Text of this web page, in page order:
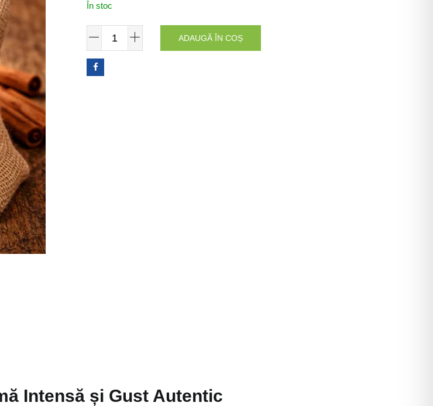
În stoc
ADAUGĂ ÎN COȘ
Intensă și Gust Autentic